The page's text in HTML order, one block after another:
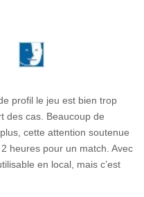
profil le jeu est bien trop
des cas. Beaucoup de
cette attention soutenue
heures pour un match. Avec
en local, mais c’est